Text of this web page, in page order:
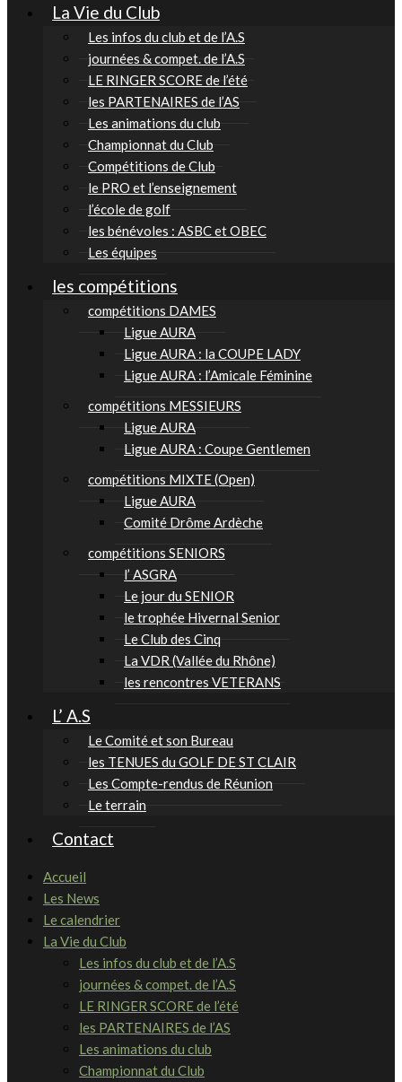
La Vie du Club
Les infos du club et de l’A.S
journées & compet. de l’A.S
LE RINGER SCORE de l’été
les PARTENAIRES de l’AS
Les animations du club
Championnat du Club
Compétitions de Club
le PRO et l’enseignement
l’école de golf
les bénévoles : ASBC et OBEC
Les équipes
les compétitions
compétitions DAMES
Ligue AURA
Ligue AURA : la COUPE LADY
Ligue AURA : l’Amicale Féminine
compétitions MESSIEURS
Ligue AURA
Ligue AURA : Coupe Gentlemen
compétitions MIXTE (Open)
Ligue AURA
Comité Drôme Ardèche
compétitions SENIORS
l’ ASGRA
Le jour du SENIOR
le trophée Hivernal Senior
Le Club des Cinq
La VDR (Vallée du Rhône)
les rencontres VETERANS
L’ A.S
Le Comité et son Bureau
les TENUES du GOLF DE ST CLAIR
Les Compte-rendus de Réunion
Le terrain
Contact
Accueil
Les News
Le calendrier
La Vie du Club
Les infos du club et de l’A.S
journées & compet. de l’A.S
LE RINGER SCORE de l’été
les PARTENAIRES de l’AS
Les animations du club
Championnat du Club